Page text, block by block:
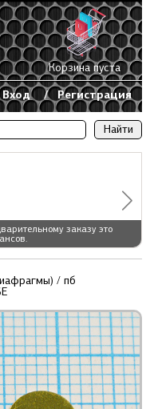
заказу это
Вход / Регистрация
Корзина пуста
/ пб